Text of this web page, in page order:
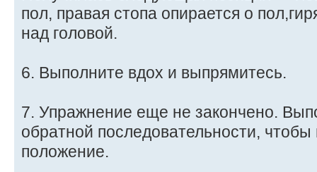
пол, правая стопа опирается о
над головой.
6. Выполните вдох и выпрямитесь.
7. Упражнение еще не закончено.
обратной последовательности,
положение.